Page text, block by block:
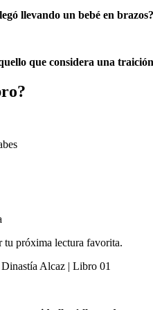
llevando un bebé en brazos?
que considera una
tu próxima lectura favorita.
Alcaz | Libro 01